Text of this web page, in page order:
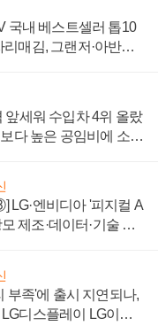
국내 베스트셀러 톱10
매김, 그랜저·아반떼
앞세워 수입차 4위 올랐
다 높은 공임비에 소비
LG·엔비디아 '피지컬 A
제조·데이터·기술 결
부족'에 출시 지연되나,
디스플레이 LG이노